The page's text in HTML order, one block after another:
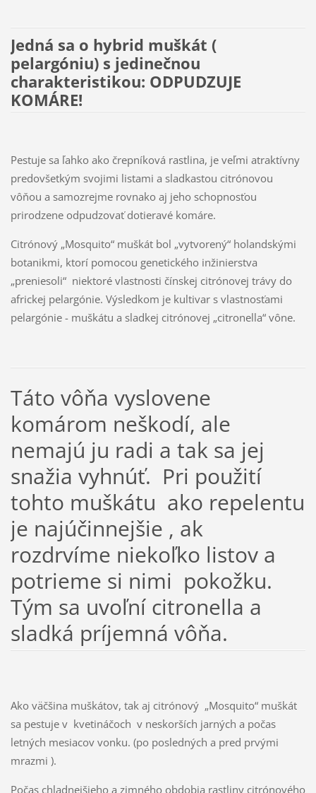
Jedná sa o hybrid muškát (
pelargóniu) s jedinečnou
charakteristikou: ODPUDZUJE
KOMÁRE!
Pestuje sa ľahko ako črepníková rastlina, je veľmi atraktívny
predovšetkým svojimi listami a sladkastou citrónovou
vôňou a samozrejme rovnako aj jeho schopnosťou
prirodzene odpudzovať dotieravé komáre.
Citrónový „Mosquito“ muškát bol „vytvorený“ holandskými
botanikmi, ktorí pomocou genetického inžinierstva
„preniesoli“ niektoré vlastnosti čínskej citrónovej trávy do
africkej pelargónie. Výsledkom je kultivar s vlastnosťami
pelargónie - muškátu a sladkej citrónovej „citronella“ vône.
Táto vôňa vyslovene
komárom neškodí, ale
nemajú ju radi a tak sa jej
snažia vyhnúť. Pri použití
tohto muškátu ako repelentu
je najúčinnejšie , ak
rozdrvíme niekoľko listov a
potrieme si nimi pokožku.
Tým sa uvoľní citronella a
sladká príjemná vôňa.
Ako väčšina muškátov, tak aj citrónový „Mosquito“ muškát
sa pestuje v kvetináčoch v neskorších jarných a počas
letných mesiacov vonku. (po posledných a pred prvými
mrazmi ).
Počas chladnejšieho a zimného obdobia rastliny citrónového